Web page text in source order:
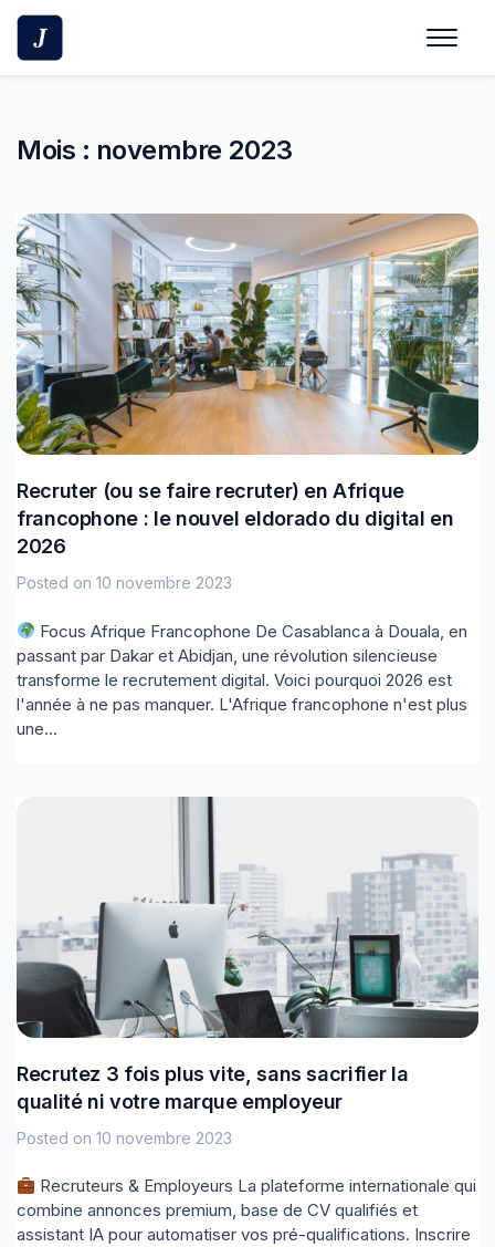
Skip
content
Mois : novembre 2023
Recruter (ou se faire recruter) en Afrique
francophone : le nouvel eldorado du digital en
2026
Posted on 10 novembre 2023
Focus Afrique Francophone De Casablanca à Douala, en
passant par Dakar et Abidjan, une révolution silencieuse
transforme le recrutement digital. Voici pourquoi 2026 est
l'année à ne pas manquer. L'Afrique francophone n'est plus
une...
Recrutez 3 fois plus vite, sans sacrifier la
qualité ni votre marque employeur
Posted on 10 novembre 2023
Recruteurs & Employeurs La plateforme internationale qui
combine annonces premium, base de CV qualifiés et
assistant IA pour automatiser vos pré-qualifications. Inscrire